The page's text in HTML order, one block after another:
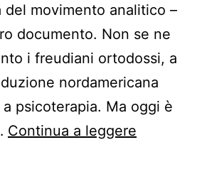
del movimento analitico –
documento. Non se ne
i freudiani ortodossi, a
nordamericana
psicoterapia. Ma oggi è
Continua a leggere